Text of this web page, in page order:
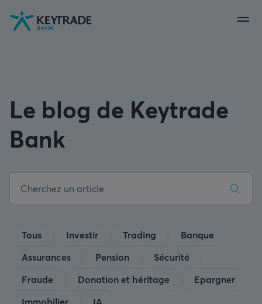
Aller
Aller
Aller
au
Le blog de Keytrade
Bank
Tous Investir Trading
Banque
Assurances
Pension
Sécurité
Fraude
Donation et héritage
Epargner
Immobilier
IA